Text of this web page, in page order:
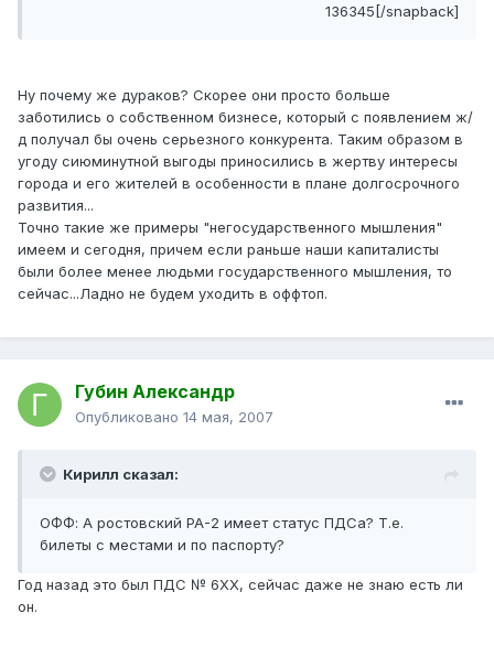
136345[/snapback]
Ну почему же дураков? Скорее они просто больше
заботились о собственном бизнесе, который с появлением ж/
д получал бы очень серьезного конкурента. Таким образом в
угоду сиюминутной выгоды приносились в жертву интересы
города и его жителей в особенности в плане долгосрочного
развития...
Точно такие же примеры "негосударственного мышления"
имеем и сегодня, причем если раньше наши капиталисты
были более менее людьми государственного мышления, то
сейчас...Ладно не будем уходить в оффтоп.
Губин Александр
Опубликовано 14 мая, 2007
Кирилл сказал:
ОФФ: А ростовский РА-2 имеет статус ПДСа? Т.е.
билеты с местами и по паспорту?
Год назад это был ПДС № 6ХХ, сейчас даже не знаю есть ли
он.